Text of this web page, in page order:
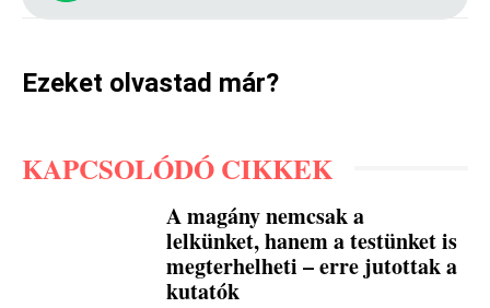
Ezeket olvastad már?
KAPCSOLÓDÓ CIKKEK
A magány nemcsak a
lelkünket, hanem a testünket is
megterhelheti – erre jutottak a
kutatók